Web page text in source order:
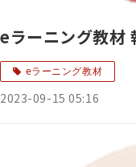
eラーニング教材
eラーニング教材
2023-09-15 05:16